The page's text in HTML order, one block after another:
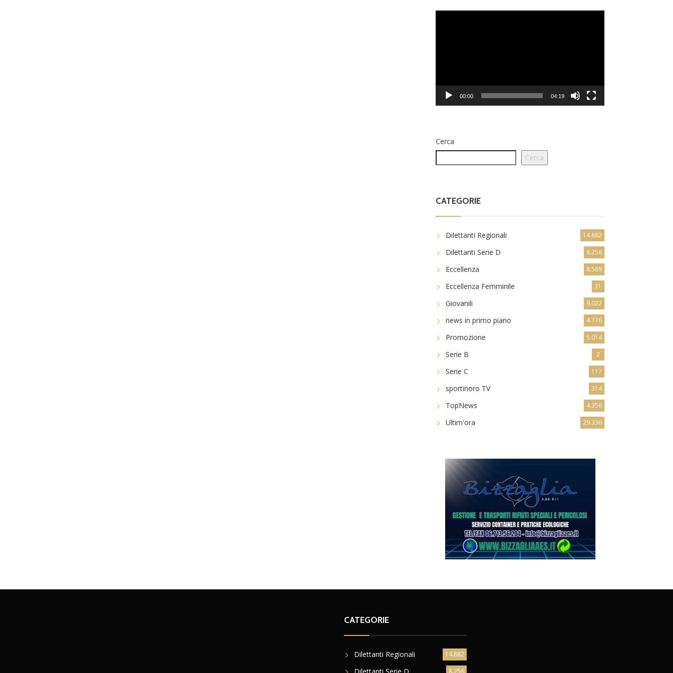
00:00 04:19
Cerca
Cerca
CATEGORIE
Dilettanti Regionali 14.882
Dilettanti Serie D 8.256
Eccellenza 8.589
Eccellenza Femminile 31
Giovanili 9.022
news in primo piano 4.776
Promozione 5.014
Serie B 2
Serie C 117
sportinoro TV 314
TopNews 4.356
Ultim'ora 29.336
CATEGORIE
Dilettanti Regionali 14.882
8.256